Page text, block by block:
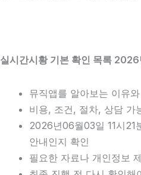
실시간시황 기본 확인 목록
뮤직앱를 알아보는 이유
비용, 조건, 절차, 상담 가
2026년06월03일 11시21
안내인지 확인
필요한 자료나 개인정보